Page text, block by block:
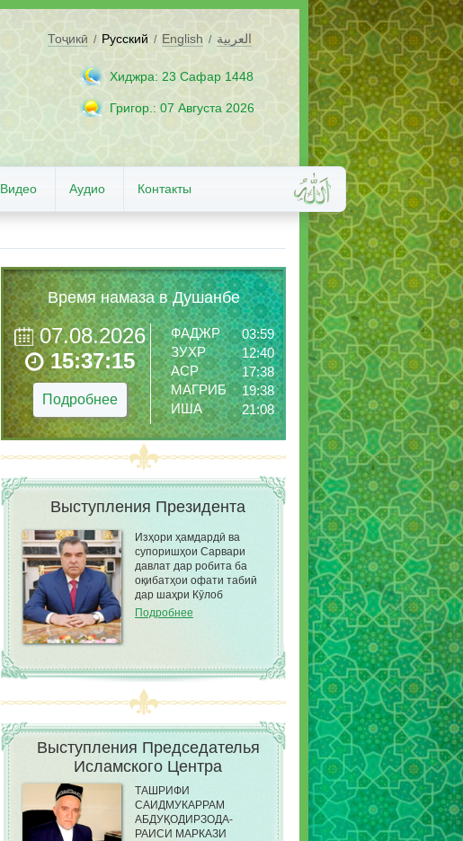
Тоҷикӣ / Русский / English / العربية
Хиджра: 23 Сафар 1448
Григор.: 07 Августа 2026
Видео Аудио Контакты
Время намаза в Душанбе
07.08.2026
15:37:16
Подробнее
ФАДЖР
03:59
ЗУХР
12:40
АСР
17:38
МАГРИБ
19:38
ИША
21:08
Выступления Президента
Изҳори ҳамдардӣ ва
супоришҳои Сарвари
давлат дар робита ба
оқибатҳои офати табиӣ
дар шаҳри Кӯлоб
Подробнее
Выступления Председателья
Исламского Центра
ТАШРИФИ
САИДМУКАРРАМ
АБДУҚОДИРЗОДА-
РАИСИ МАРКАЗИ